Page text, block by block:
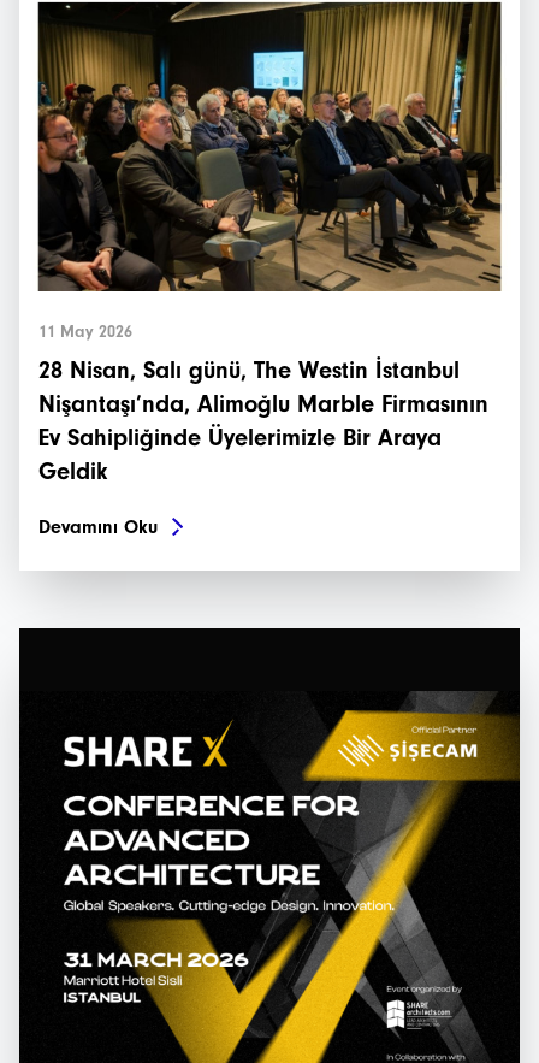
11 May 2026
28 Nisan, Salı günü, The Westin İstanbul
Nişantaşı’nda, Alimoğlu Marble Firmasının
Ev Sahipliğinde Üyelerimizle Bir Araya
Geldik
Devamını Oku